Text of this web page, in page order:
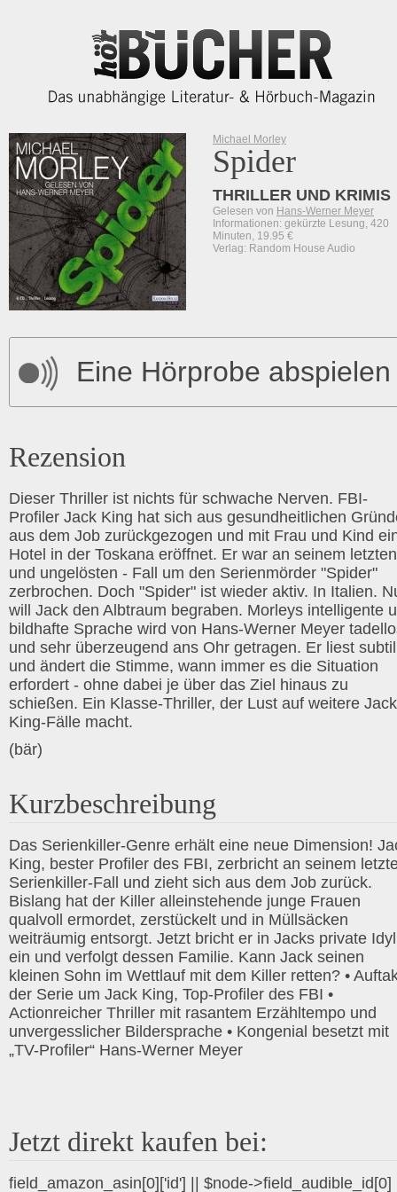
Michael Morley
Spider
THRILLER UND KRIMIS
Gelesen von Hans-Werner Meyer
Informationen: gekürzte Lesung, 420
Minuten, 19.95 €
Verlag: Random House Audio
Eine Hörprobe abspielen
Rezension
Dieser Thriller ist nichts für schwache Nerven. FBI-
Profiler Jack King hat sich aus gesundheitlichen
aus dem Job zurückgezogen und mit Frau und Kind
Hotel in der Toskana eröffnet. Er war an seinem
und ungelösten - Fall um den Serienmörder "Spider"
zerbrochen. Doch "Spider" ist wieder aktiv. In Italien.
will Jack den Albtraum begraben. Morleys intelligente
bildhafte Sprache wird von Hans-Werner Meyer
und sehr überzeugend ans Ohr getragen. Er liest subtil
und ändert die Stimme, wann immer es die Situation
erfordert - ohne dabei je über das Ziel hinaus zu
schießen. Ein Klasse-Thriller, der Lust auf weitere Jack
King-Fälle macht.
(bär)
Kurzbeschreibung
Das Serienkiller-Genre erhält eine neue Dimension!
King, bester Profiler des FBI, zerbricht an seinem
Serienkiller-Fall und zieht sich aus dem Job zurück.
Bislang hat der Killer alleinstehende junge Frauen
qualvoll ermordet, zerstückelt und in Müllsäcken
weiträumig entsorgt. Jetzt bricht er in Jacks private
ein und verfolgt dessen Familie. Kann Jack seinen
kleinen Sohn im Wettlauf mit dem Killer retten? •
der Serie um Jack King, Top-Profiler des FBI •
Actionreicher Thriller mit rasantem Erzähltempo und
unvergesslicher Bildersprache • Kongenial besetzt mit
„TV-Profiler“ Hans-Werner Meyer
Jetzt direkt kaufen bei:
field_amazon_asin[0]['id'] || $node->field_audible_id[0]